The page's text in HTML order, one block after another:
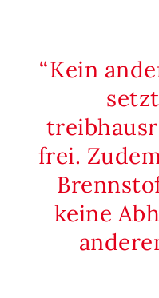
Kein
frei.
keine